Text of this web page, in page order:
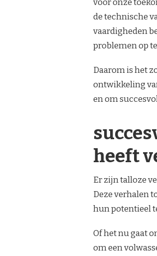
voor onze
de technische
vaardigheden
problemen op
Daarom is het
ontwikkeling
en om
heeft
Er zijn talloze
Deze verhalen
hun potentieel
Of het nu gaat
om een